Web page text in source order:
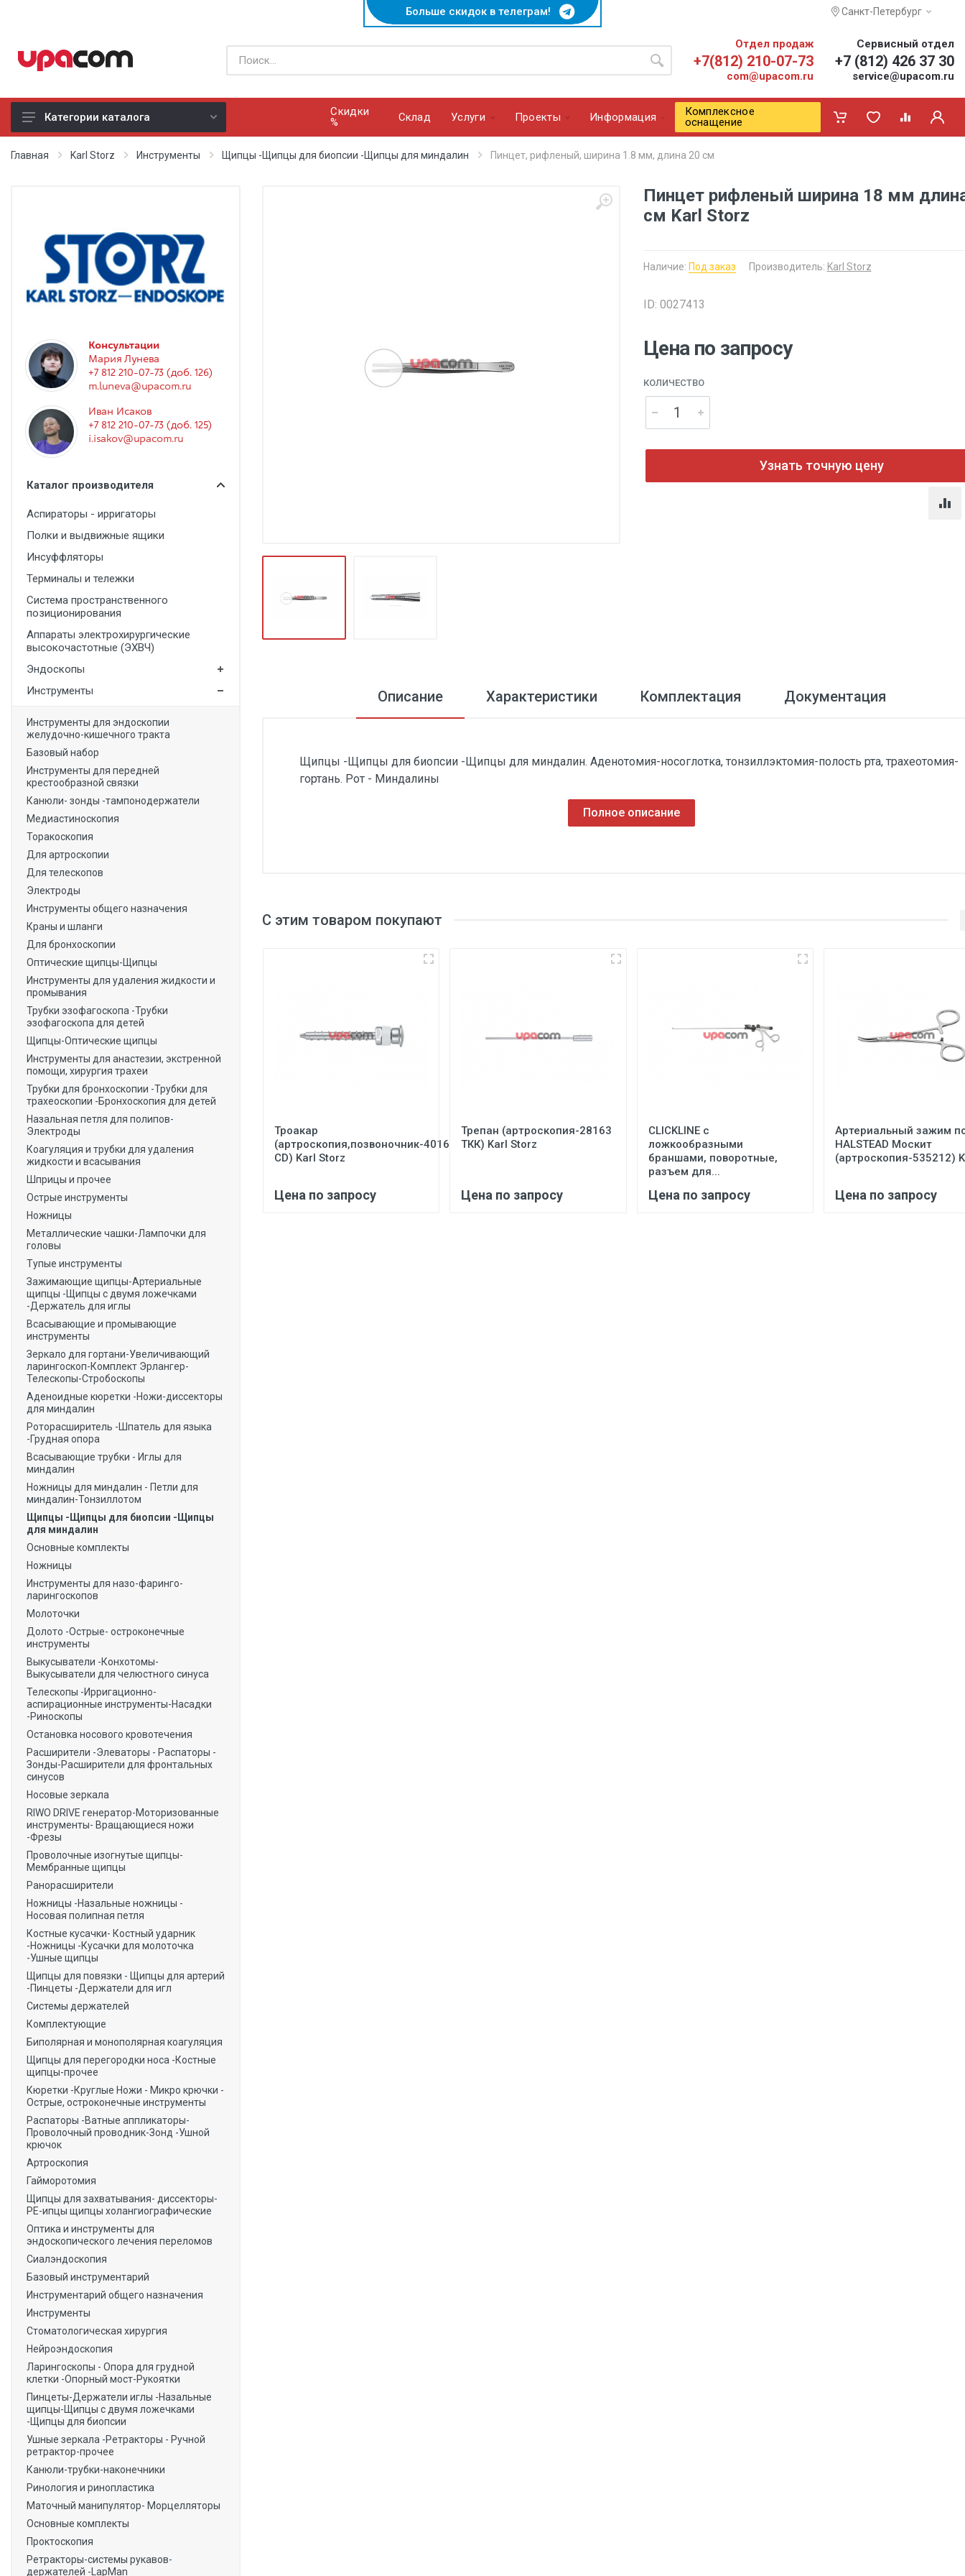
Больше скидок в телеграм! Санкт-Петербург
Отдел продаж
+7(812) 210-07-73
com@upacom.ru
Сервисный отдел
+7 (812) 426 37 30
service@upacom.ru
Б/У оборудование
Реанимация
Неонатология
Хирургия
Эндоскопия
Функциональная диагностика
Урология
Дезинфекция и стерилизация
Расходные материалы
Оториноларингология
Вспомогательное оборудование
Ветеринария
Стоматологическое оборудование
Лабораторное оборудование
Прачечное оборудование
Медицинские мониторы
Ортопедические товары
Косметология
Категории каталога
Скидки
%
Cклад Услуги Проекты Информация
Комплексное
оснащение
Главная Karl Storz Инструменты Щипцы -Щипцы для биопсии -Щипцы для миндалин Пинцет, рифленый, ширина 1.8 мм, длина 20 см
Консультации
Мария Лунева
+7 812 210-07-73 (доб. 126)
m.luneva@upacom.ru
Иван Исаков
+7 812 210-07-73 (доб. 125)
i.isakov@upacom.ru
Каталог производителя
Аспираторы - ирригаторы
Полки и выдвижные ящики
Инсуффляторы
Терминалы и тележки
Система пространственного
позиционирования
Аппараты электрохирургические
высокочастотные (ЭХВЧ)
Эндоскопы
Инструменты
Инструменты для эндоскопии
желудочно-кишечного тракта
Базовый набор
Инструменты для передней
крестообразной связки
Канюли- зонды -тампонодержатели
Медиастиноскопия
Торакоскопия
Для артроскопии
Для телескопов
Электроды
Инструменты общего назначения
Краны и шланги
Для бронхоскопии
Оптические щипцы-Щипцы
Инструменты для удаления жидкости и
промывания
Трубки эзофагоскопа -Трубки
эзофагоскопа для детей
Щипцы-Оптические щипцы
Инструменты для анастезии, экстренной
помощи, хирургия трахеи
Трубки для бронхоскопии -Трубки для
трахеоскопии -Бронхоскопия для детей
Назальная петля для полипов-
Электроды
Коагуляция и трубки для удаления
жидкости и всасывания
Шприцы и прочее
Острые инструменты
Ножницы
Металлические чашки-Лампочки для
головы
Тупые инструменты
Зажимающие щипцы-Артериальные
щипцы -Щипцы с двумя ложечками
-Держатель для иглы
Всасывающие и промывающие
инструменты
Зеркало для гортани-Увеличивающий
ларингоскоп-Комплект Эрлангер-
Телескопы-Стробоскопы
Аденоидные кюретки -Ножи-диссекторы
для миндалин
Роторасширитель -Шпатель для языка
-Грудная опора
Всасывающие трубки - Иглы для
миндалин
Ножницы для миндалин - Петли для
миндалин-Тонзиллотом
Щипцы -Щипцы для биопсии -Щипцы
для миндалин
Основные комплекты
Ножницы
Инструменты для назо-фаринго-
ларингоскопов
Молоточки
Долото -Острые- остроконечные
инструменты
Выкусыватели -Конхотомы-
Выкусыватели для челюстного синуса
Телескопы -Ирригационно-
аспирационные инструменты-Насадки
-Риноскопы
Остановка носового кровотечения
Расширители -Элеваторы - Распаторы -
Зонды-Расширители для фронтальных
синусов
Носовые зеркала
RIWO DRIVE генератор-Моторизованные
инструменты- Вращающиеся ножи
-Фрезы
Проволочные изогнутые щипцы-
Мембранные щипцы
Ранорасширители
Ножницы -Назальные ножницы -
Носовая полипная петля
Костные кусачки- Костный ударник
-Ножницы -Кусачки для молоточка
-Ушные щипцы
Щипцы для повязки - Щипцы для артерий
-Пинцеты -Держатели для игл
Системы держателей
Комплектующие
Биполярная и монополярная коагуляция
Щипцы для перегородки носа -Костные
щипцы-прочее
Кюретки -Круглые Ножи - Микро крючки -
Острые, остроконечные инструменты
Распаторы -Ватные аппликаторы-
Проволочный проводник-Зонд -Ушной
крючок
Артроскопия
Гайморотомия
Щипцы для захватывания- диссекторы-
РЕ-ипцы щипцы холангиографические
Оптика и инструменты для
эндоскопического лечения переломов
Сиалэндоскопия
Базовый инструментарий
Инструментарий общего назначения
Инструменты
Стоматологическая хирургия
Нейроэндоскопия
Ларингоскопы - Опора для грудной
клетки -Опорный мост-Рукоятки
Пинцеты-Держатели иглы -Назальные
щипцы-Щипцы с двумя ложечками
-Щипцы для биопсии
Ушные зеркала -Ретракторы - Ручной
ретрактор-прочее
Канюли-трубки-наконечники
Ринология и ринопластика
Маточный манипулятор- Морцелляторы
Основные комплекты
Проктоскопия
Ретракторы-системы рукавов-
держателей -LapMan
Пинцет рифленый ширина 18 мм
см Karl Storz
Наличие: Под заказ Производитель: Karl Storz
ID: 0027413
Цена по запросу
КОЛИЧЕСТВО
Узнать точную цену
Описание Характеристики Комплектация Документация
Щипцы -Щипцы для биопсии -Щипцы для миндалин. Аденотомия-носоглотка, тонзиллэктомия-полость рта, трахеотомия-
гортань. Рот - Миндалины
Полное описание
С этим товаром покупают
Троакар
(артроскопия,позвоночник-40160
CD) Karl Storz
Цена по запросу
Трепан (артроскопия-28163
ТКК) Karl Storz
Цена по запросу
CLICKLINE с
ложкообразными
браншами, поворотные,
разъем для...
Цена по запросу
Артериальный зажим
HALSTEAD Москит
(артроскопия-535212)
Цена по запросу